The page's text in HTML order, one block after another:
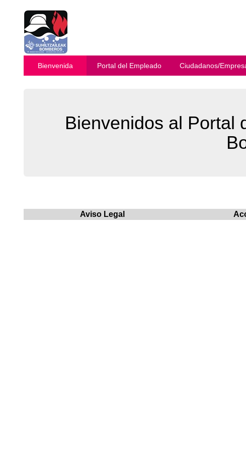
Bienvenida Portal del Empleado Ciudadanos/
Bienvenidos al Portal
Aviso Legal